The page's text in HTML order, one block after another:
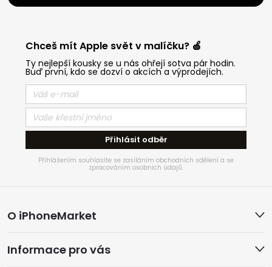
Chceš mít Apple svět v malíčku? 🍏
Ty nejlepší kousky se u nás ohřejí sotva pár hodin.
Buď první, kdo se dozví o akcích a výprodejích.
Přihlásit odběr
Přihlášením souhlasíte se zasíláním obchodních sdělení a se
zpracováním osobních údajů.
áO iPhoneMarket
Informace pro vás